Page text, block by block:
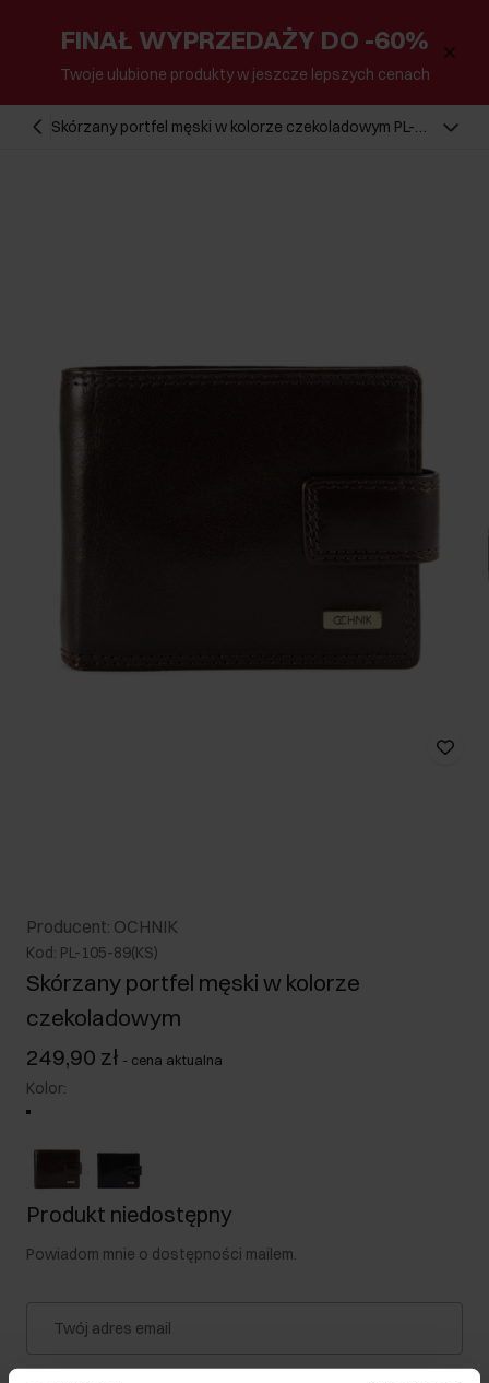
FINAŁ WYPRZEDAŻY DO -60%
Twoje ulubione produkty w jeszcze lepszych cenach
Skórzany portfel męski w kolorze czekoladowym PL-
Producent: OCHNIK
Kod: PL-105-89(KS)
Skórzany portfel męski w kolorze
czekoladowym
249,90 zł - cena aktualna
Kolor:
Produkt niedostępny
Powiadom mnie o dostępności mailem.
Twój adres email